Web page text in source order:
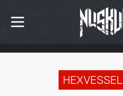
HÍREK
HEXVESSEL